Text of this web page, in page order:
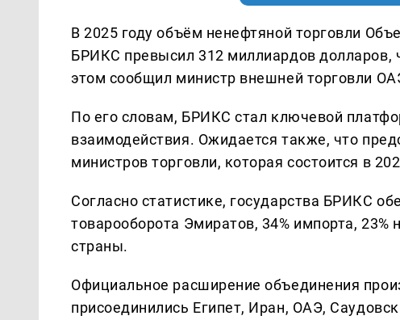
В 2025 году объём ненефтяной торговли
БРИКС превысил 312 миллиардов долларов,
этом сообщил министр внешней торговли
По его словам, БРИКС стал ключевой
взаимодействия. Ожидается также, что
министров торговли, которая состоится в
Согласно статистике, государства БРИКС
товарооборота Эмиратов, 34% импорта, 23%
страны.
Официальное расширение объединения
присоединились Египет, Иран, ОАЭ,